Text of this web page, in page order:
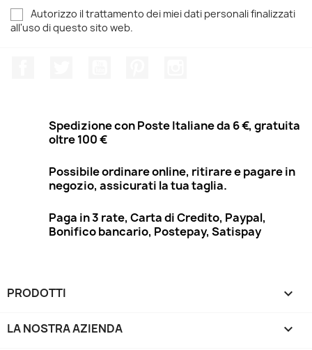
Autorizzo il trattamento dei miei dati personali finalizzati
all'uso di questo sito web.
Spedizione con Poste Italiane da 6 €, gratuita
oltre 100 €
Possibile ordinare online, ritirare e pagare in
negozio, assicurati la tua taglia.
Paga in 3 rate, Carta di Credito, Paypal,
Bonifico bancario, Postepay, Satispay
PRODOTTI 
LA NOSTRA AZIENDA 